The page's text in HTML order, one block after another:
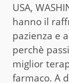
USA,
hanno il
pazienza e
perchè
miglior
farmaco. A